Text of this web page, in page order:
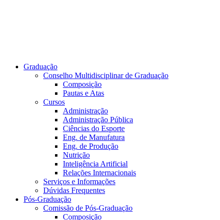
Graduação
Conselho Multidisciplinar de Graduação
Composição
Pautas e Atas
Cursos
Administração
Administração Pública
Ciências do Esporte
Eng. de Manufatura
Eng. de Produção
Nutrição
Inteligência Artificial
Relações Internacionais
Serviços e Informações
Dúvidas Frequentes
Pós-Graduação
Comissão de Pós-Graduação
Composição